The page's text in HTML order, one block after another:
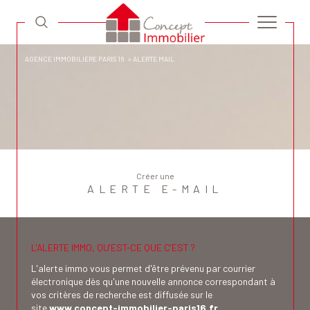
AGENCE IMMOBILIÈRE PARIS 16 ALERTE MAIL
Créer une
ALERTE E-MAIL
L'ALERTE IMMO, QU'EST-CE QUE C'EST ?
L'alerte immo vous permet d'être prévenu par courrier
électronique dès qu'une nouvelle annonce correspondant à
vos critères de recherche est diffusée sur le